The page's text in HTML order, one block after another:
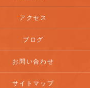
アクセス
ブログ
お問い合わせ
サイトマップ